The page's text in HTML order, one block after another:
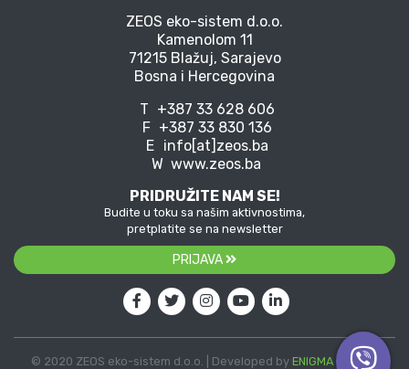
ZEOS eko-sistem d.o.o.
Kamenolom 11
71215 Blažuj, Sarajevo
Bosna i Hercegovina
T +387 33 628 606
F +387 33 830 136
E info[at]zeos.ba
W www.zeos.ba
PRIDRUŽITE NAM SE!
Budite u toku sa našim aktivnostima,
pretplatite se na newsletter
PRIJAVA
© 2020 ZEOS eko-sistem d.o.o. | Developed by ENIGMA| Vector